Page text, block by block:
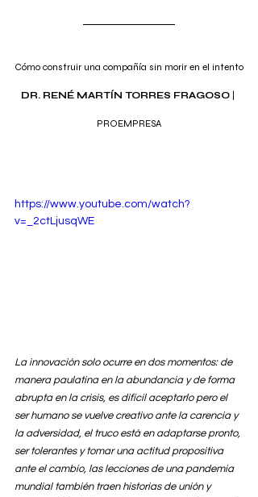
Cómo construir una compañía sin morir en el intento
DR. RENÉ MARTÍN TORRES FRAGOSO |
PROEMPRESA
https://www.youtube.com/watch?
v=_2ctLjusqWE
La innovación solo ocurre en dos momentos: de
manera paulatina en la abundancia y de forma
abrupta en la crisis, es difícil aceptarlo pero el
ser humano se vuelve creativo ante la carencia y
la adversidad, el truco está en adaptarse pronto,
ser tolerantes y tomar una actitud propositiva
ante el cambio, las lecciones de una pandemia
mundial también traen historias de unión y